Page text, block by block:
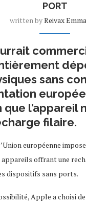
PORT
written byReivax
sans
l’appareil
filaire.
européenne
offrant une
dispositifs sans ports.
Apple a choisi